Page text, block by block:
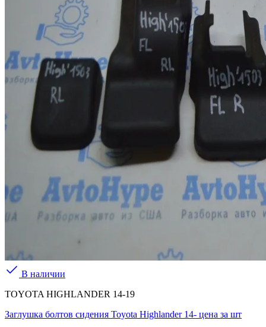
В наличии
TOYOTA HIGHLANDER 14-19
Заглушка болтов сидения Toyota Highlander 14- цена за шт